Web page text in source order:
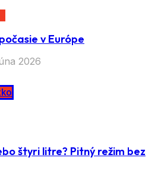
v Európe
2026
štyri litre? Pitný režim bez